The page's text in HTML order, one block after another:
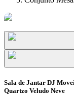
Sala de Jantar DJ
Quartzo Veludo Neve